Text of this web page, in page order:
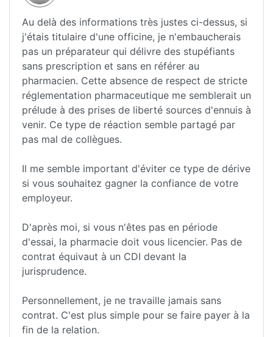
Au delà des informations très justes ci-dessus, si
j'étais titulaire d'une officine, je n'embaucherais
pas un préparateur qui délivre des stupéfiants
sans prescription et sans en référer au
pharmacien. Cette absence de respect de stricte
réglementation pharmaceutique me semblerait un
prélude à des prises de liberté sources d'ennuis à
venir. Ce type de réaction semble partagé par
pas mal de collègues.
Il me semble important d'éviter ce type de dérive
si vous souhaitez gagner la confiance de votre
employeur.
D'après moi, si vous n'êtes pas en période
d'essai, la pharmacie doit vous licencier. Pas de
contrat équivaut à un CDI devant la
jurisprudence.
Personnellement, je ne travaille jamais sans
contrat. C'est plus simple pour se faire payer à la
fin de la relation.